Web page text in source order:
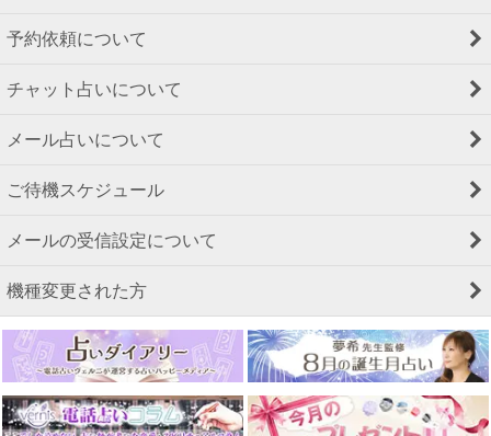
予約依頼について
チャット占いについて
メール占いについて
ご待機スケジュール
メールの受信設定について
機種変更された方